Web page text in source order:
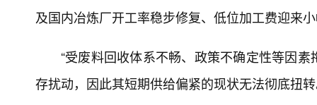
及国内冶炼厂开工率稳步修复、低位加工费迎来
“受废料回收体系不畅、政策不确定性等因
存扰动，因此其短期供给偏紧的现状无法彻底扭